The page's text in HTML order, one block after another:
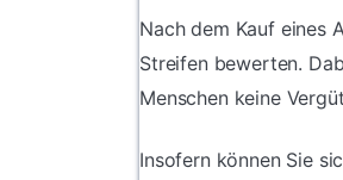
Nach dem Kauf eines
Streifen bewerten.
Menschen keine
Insofern können Sie